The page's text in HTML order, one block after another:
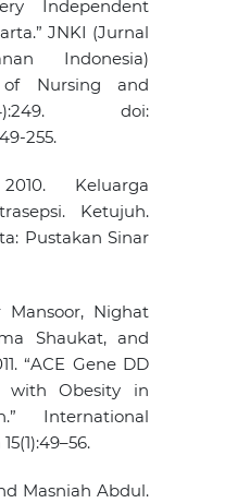
Independent
JNKI (Jurnal
Indonesia)
of Nursing and
doi:
255.
Keluarga
Ketujuh.
Pustakan Sinar
Mansoor, Nighat
Shaukat, and
“ACE Gene DD
with Obesity in
International
Masniah Abdul.